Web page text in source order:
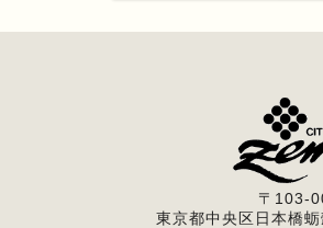
〒103-
東京都中央区日本橋